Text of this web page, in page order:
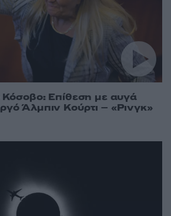
Κόσοβο: Επίθεση με αυγά
Άλμπιν Κούρτι – «Ρινγκ»